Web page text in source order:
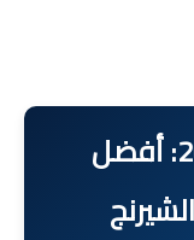
دليل السكن في دبي 2026: أفضل